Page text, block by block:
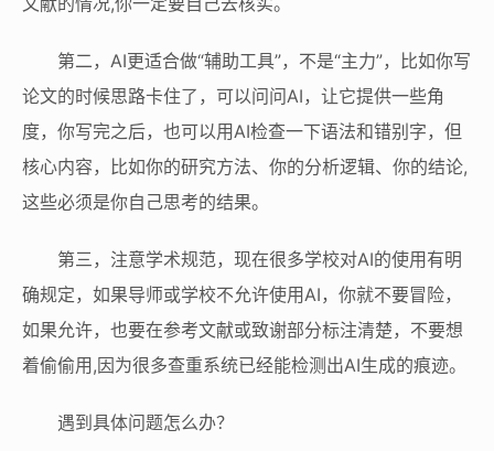
第二，AI更适合做“辅助工具”，不是“主力”，比如你写
论文的时候思路卡住了，可以问问AI，让它提供一些角
度，你写完之后，也可以用AI检查一下语法和错别字，但
核心内容，比如你的研究方法、你的分析逻辑、你的结论,
这些必须是你自己思考的结果。
第三，注意学术规范，现在很多学校对AI的使用有明
确规定，如果导师或学校不允许使用AI，你就不要冒险，
如果允许，也要在参考文献或致谢部分标注清楚，不要想
着偷偷用,因为很多查重系统已经能检测出AI生成的痕迹。
遇到具体问题怎么办？